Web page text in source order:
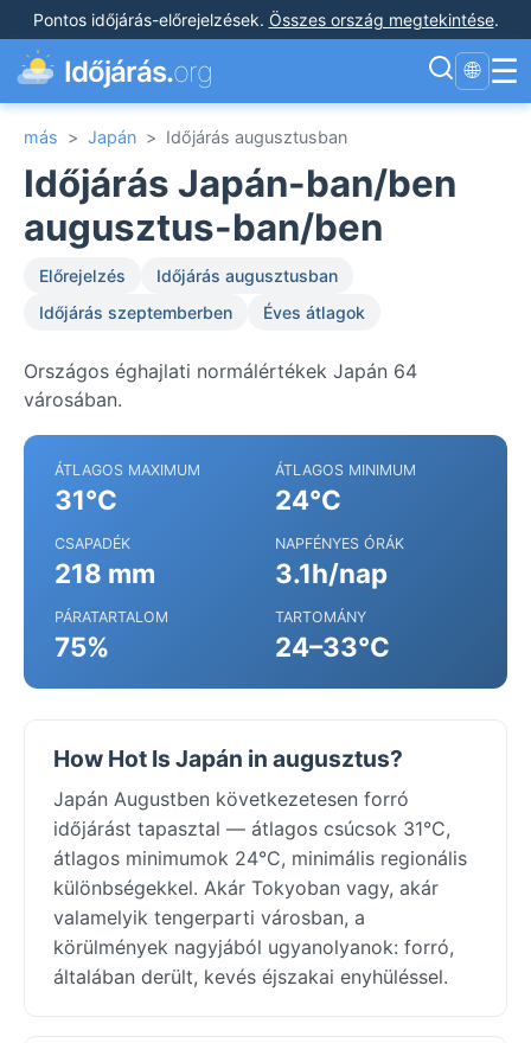
Pontos időjárás-előrejelzések. Összes ország megtekintése.
Időjárás.org 🌐 ☰
más > Japán > Időjárás augusztusban
Időjárás Japán-ban/ben
augusztus-ban/ben
Előrejelzés
Időjárás augusztusban
Időjárás szeptemberben
Éves átlagok
Országos éghajlati normálértékek Japán 64
városában.
ÁTLAGOS MAXIMUM
31°C
ÁTLAGOS MINIMUM
24°C
CSAPADÉK
218 mm
NAPFÉNYES ÓRÁK
3.1h/nap
PÁRATARTALOM
75%
TARTOMÁNY
24–33°C
How Hot Is Japán in augusztus?
Japán Augustben következetesen forró
időjárást tapasztal — átlagos csúcsok 31°C,
átlagos minimumok 24°C, minimális regionális
különbségekkel. Akár Tokyoban vagy, akár
valamelyik tengerparti városban, a
körülmények nagyjából ugyanolyanok: forró,
általában derült, kevés éjszakai enyhüléssel.